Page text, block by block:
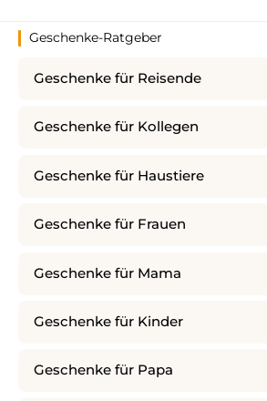
Geschenke-Ratgeber
Geschenke für Reisende
Geschenke für Kollegen
Geschenke für Haustiere
Geschenke für Frauen
Geschenke für Mama
Geschenke für Kinder
Geschenke für Papa